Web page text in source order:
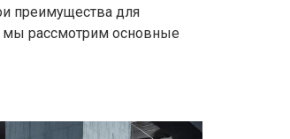
преимущества для
мы рассмотрим основные